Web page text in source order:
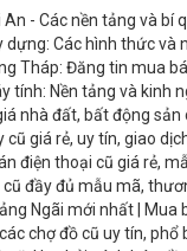
An - Các nền tảng và bí
dựng: Các hình thức và
Tháp: Đăng tin mua
tính: Nền tảng và kinh
nhà đất, bất động sản
cũ giá rẻ, uy tín, giao
điện thoại cũ giá rẻ,
cũ đầy đủ mẫu mã,
Ngãi mới nhất | Mua
chợ đồ cũ uy tín, phổ